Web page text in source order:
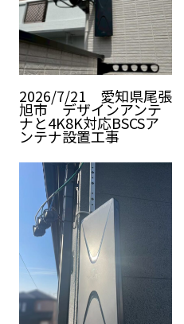
2026/7/21 愛知県尾張
旭市 デザインアンテ
ナと4K8K対応BSCSア
ンテナ設置工事